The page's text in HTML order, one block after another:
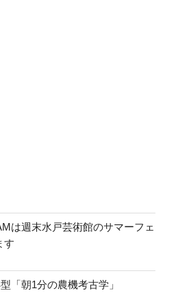
は週末水戸芸術館のサマーフェ
す
「朝1分の農機考古学」